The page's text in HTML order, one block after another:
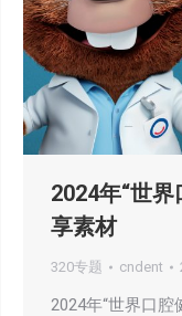
2024年“世
享素材
320专题 cndent
2024年“世界口腔